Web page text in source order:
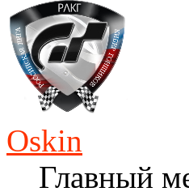
Oskin
Главный